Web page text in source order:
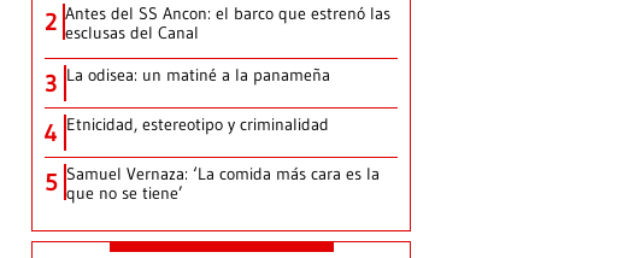
2 Antes del SS Ancon: el barco que estrenó las
esclusas del Canal
3 La odisea: un matiné a la panameña
4 Etnicidad, estereotipo y criminalidad
5 Samuel Vernaza: ‘La comida más cara es la
que no se tiene’